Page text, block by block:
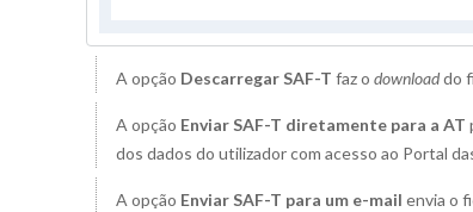
A opção Descarregar SAF-T faz o downloaddo
A opção Enviar SAF-T diretamente para a AT
dos dados do utilizador com acesso ao Portal
A opção Enviar SAF-T para um e-mail envia o